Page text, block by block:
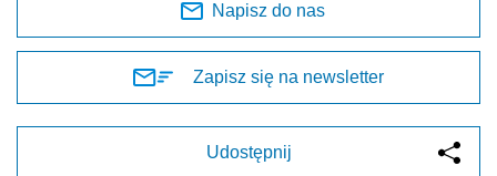
Napisz do nas
Zapisz się na newsletter
Udostępnij